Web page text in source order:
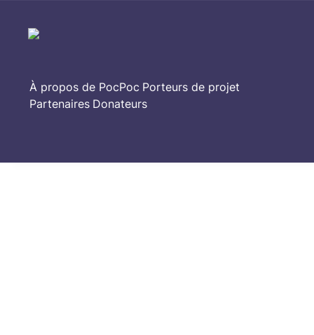
À propos de PocPoc Porteurs de projet
Partenaires Donateurs